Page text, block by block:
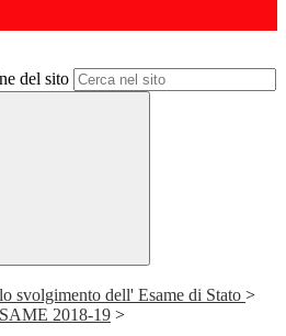
del sito
svolgimento dell' Esame di Stato >
2018-19 >